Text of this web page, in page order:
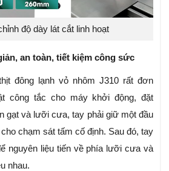
độ dày lát cắt linh hoạt
an toàn, tiết kiệm công sức
đông lạnh vỏ nhôm J310 rất đơn
công tắc cho máy khởi động, đặt
gạt và lưỡi cưa, tay phải giữ một đầu
chạm sát tấm cố định. Sau đó, tay
nguyên liệu tiến về phía lưỡi cưa và
nhau.